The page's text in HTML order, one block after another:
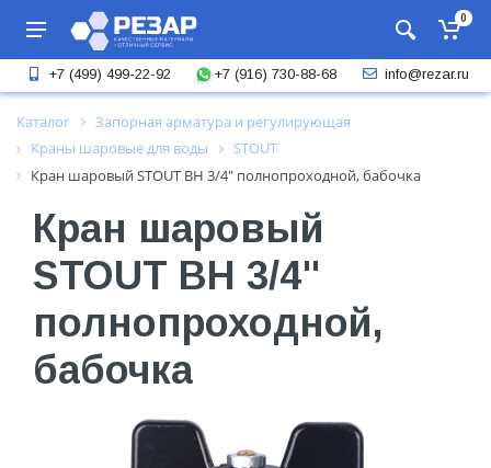
0
+7 (499) 499-22-92 +7 (916) 730-88-68 info@rezar.ru
Каталог
Запорная арматура и регулирующая
Краны шаровые для воды
STOUT
Кран шаровый STOUT ВН 3/4" полнопроходной, бабочка
Кран шаровый
STOUT ВН 3/4"
полнопроходной,
бабочка